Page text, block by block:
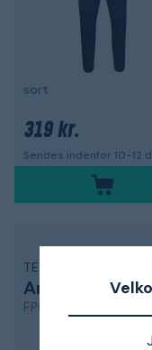
sort
319 kr.
Sendes indenfor 10-12
TEXSTAR
Arbejdsbukser
FP60